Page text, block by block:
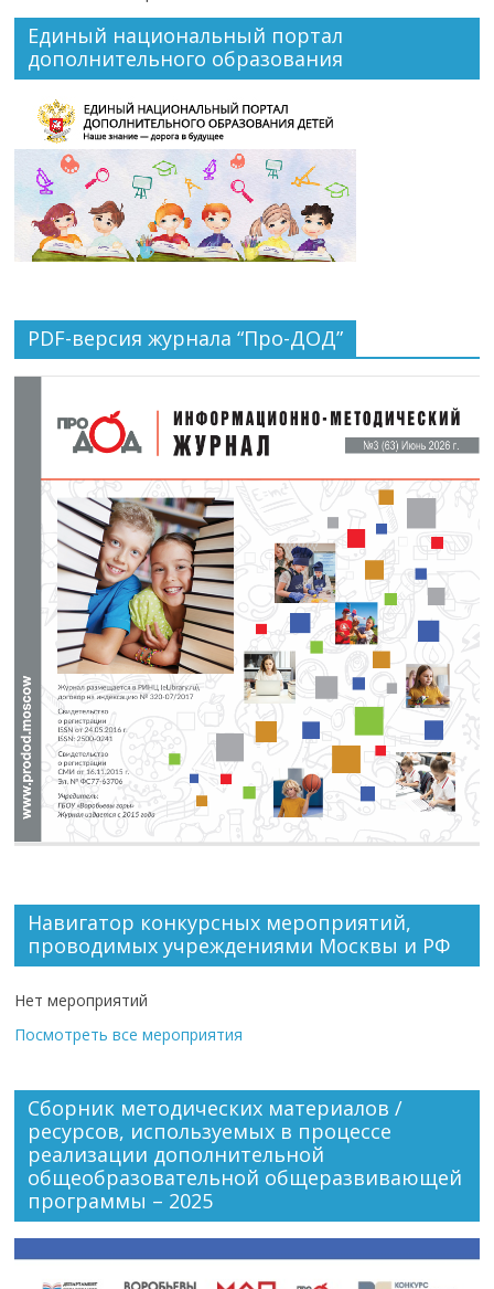
Единый национальный портал
дополнительного образования
PDF-версия журнала “Про-ДОД”
Навигатор конкурсных мероприятий,
проводимых учреждениями Москвы и РФ
Нет мероприятий
Посмотреть все мероприятия
Сборник методических материалов /
ресурсов, используемых в процессе
реализации дополнительной
общеобразовательной общеразвивающей
программы – 2025